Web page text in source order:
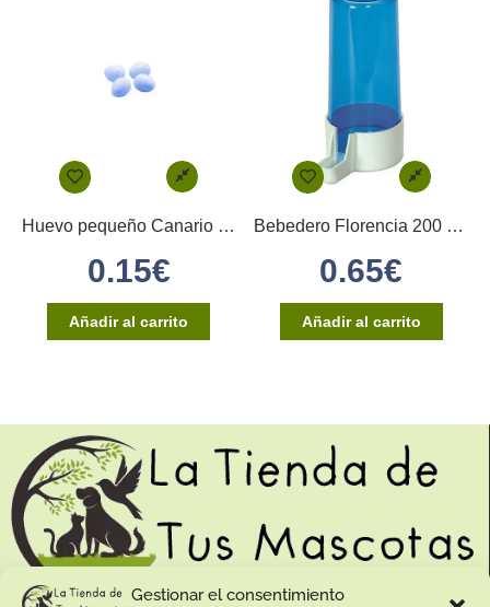
Gestionar el consentimiento
Huevo pequeño Canario (azul)
0.15€
Añadir al carrito
Bebedero Florencia 200 cc. Azul 2GR
0.65€
Añadir al carrito